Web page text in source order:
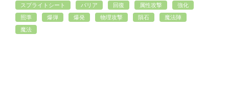
スプライトシート バリア 回復 属性攻撃
強化
照準
爆弾 爆発 物理攻撃 隕石
魔法陣
魔法